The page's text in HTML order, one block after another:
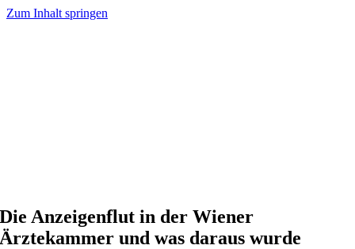
Zum Inhalt springen
Die Anzeigenflut in der Wiener
Ärztekammer und was daraus wurde